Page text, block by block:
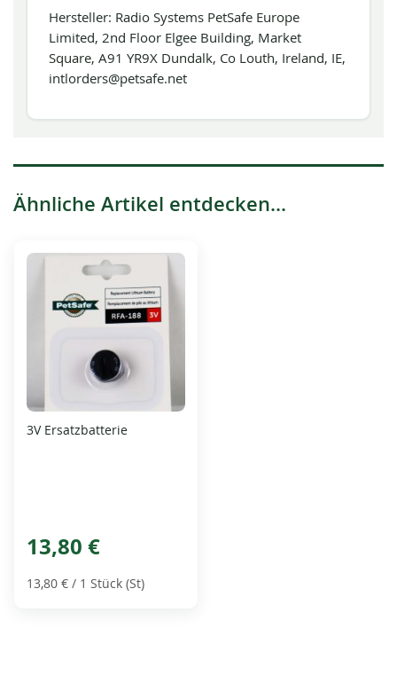
Hersteller: Radio Systems PetSafe Europe
Limited, 2nd Floor Elgee Building, Market
Square, A91 YR9X Dundalk, Co Louth, Ireland, IE,
intlorders@petsafe.net
Ähnliche Artikel entdecken...
3V Ersatzbatterie
13,80 €
13,80 € / 1 Stück (St)